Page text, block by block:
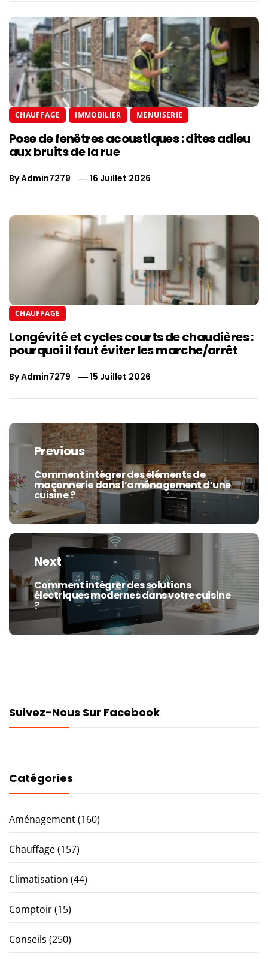
CHAUFFAGE IMMOBILIER MENUISERIE
Pose de fenêtres acoustiques : dites adieu
aux bruits de la rue
ByAdmin7279 16 Juillet 2026
CHAUFFAGE
Longévité et cycles courts de chaudières :
pourquoi il faut éviter les marche/arrêt
ByAdmin7279 15 Juillet 2026
Navigation
de
l’article
Previous
Previous
post:
Comment intégrer des éléments de
maçonnerie dans l’aménagement d’une
cuisine ?
Next
Next
post:
Comment intégrer des solutions
électriques modernes dans votre cuisine
?
Suivez-Nous Sur Facebook
Catégories
Aménagement(160)
Chauffage(157)
Climatisation (44)
Comptoir(15)
Conseils (250)